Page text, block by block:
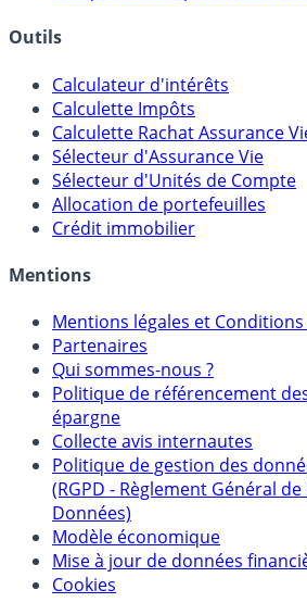
Banques & Comptes rémunérés
Outils
Calculateur d'intérêts
Calculette Impôts
Calculette Rachat Assurance Vie
Sélecteur d'Assurance Vie
Sélecteur d'Unités de Compte
Crédit immobilier
Mentions
Mentions légales et Conditions
Partenaires
Qui sommes-nous ?
Politique de référencement
épargne
Collecte avis internautes
Politique de gestion des
(RGPD - Règlement Général de
Données)
Modèle économique